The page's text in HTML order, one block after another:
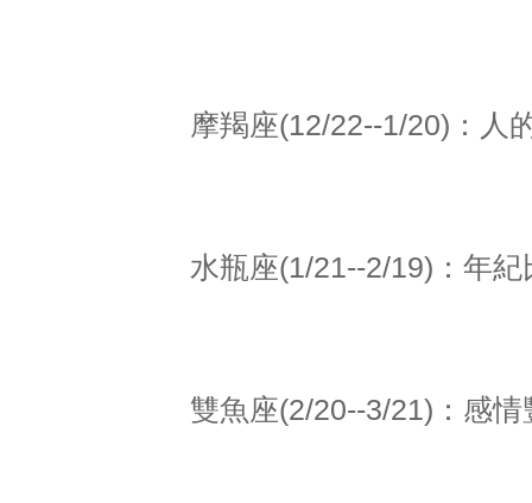
摩羯座(12/22--1/20)：人
水瓶座(1/21--2/19)：年
雙魚座(2/20--3/21)：感